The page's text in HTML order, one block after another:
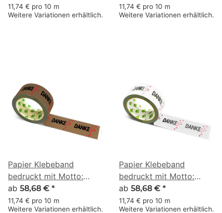
braun
11,74 € pro 10 m
Weitere Variationen erhältlich.
weiss
11,74 € pro 10 m
Weitere Variationen erhältlich.
Papier Klebeband
bedruckt mit Motto:
Danke mit Herzen - 50 m
braun
ab 58,68 € *
11,74 € pro 10 m
Weitere Variationen erhältlich.
Papier Klebeband
bedruckt mit Motto:
Danke mit Herzen - 50 m
weiss
ab 58,68 € *
11,74 € pro 10 m
Weitere Variationen erhältlich.